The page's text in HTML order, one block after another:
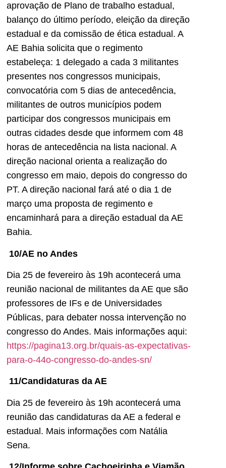
aprovação de Plano de trabalho estadual,
balanço do último período, eleição da direção
estadual e da comissão de ética estadual. A
AE Bahia solicita que o regimento
estabeleça: 1 delegado a cada 3 militantes
presentes nos congressos municipais,
convocatória com 5 dias de antecedência,
militantes de outros municípios podem
participar dos congressos municipais em
outras cidades desde que informem com 48
horas de antecedência na lista nacional. A
direção nacional orienta a realização do
congresso em maio, depois do congresso do
PT. A direção nacional fará até o dia 1 de
março uma proposta de regimento e
encaminhará para a direção estadual da AE
Bahia.
10/AE no Andes
Dia 25 de fevereiro às 19h acontecerá uma
reunião nacional de militantes da AE que são
professores de IFs e de Universidades
Públicas, para debater nossa intervenção no
congresso do Andes. Mais informações aqui:
https://pagina13.org.br/quais-as-expectativas-
para-o-44o-congresso-do-andes-sn/
11/Candidaturas da AE
Dia 25 de fevereiro às 19h acontecerá uma
reunião das candidaturas da AE a federal e
estadual. Mais informações com Natália
Sena.